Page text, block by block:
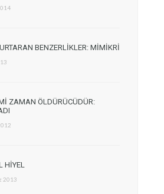
BENZERLİKLER: MİMİKRİ
ZAMAN ÖLDÜRÜCÜDÜR:
HİYEL
2013